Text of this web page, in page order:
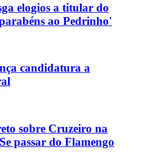
elogios a titular do
ao Pedrinho'
candidatura a
sobre Cruzeiro na
passar do Flamengo